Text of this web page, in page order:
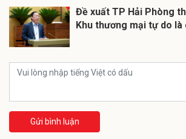
Đề xuất TP Hải Phòng
Khu thương mại tự do là
Gửi bình luận